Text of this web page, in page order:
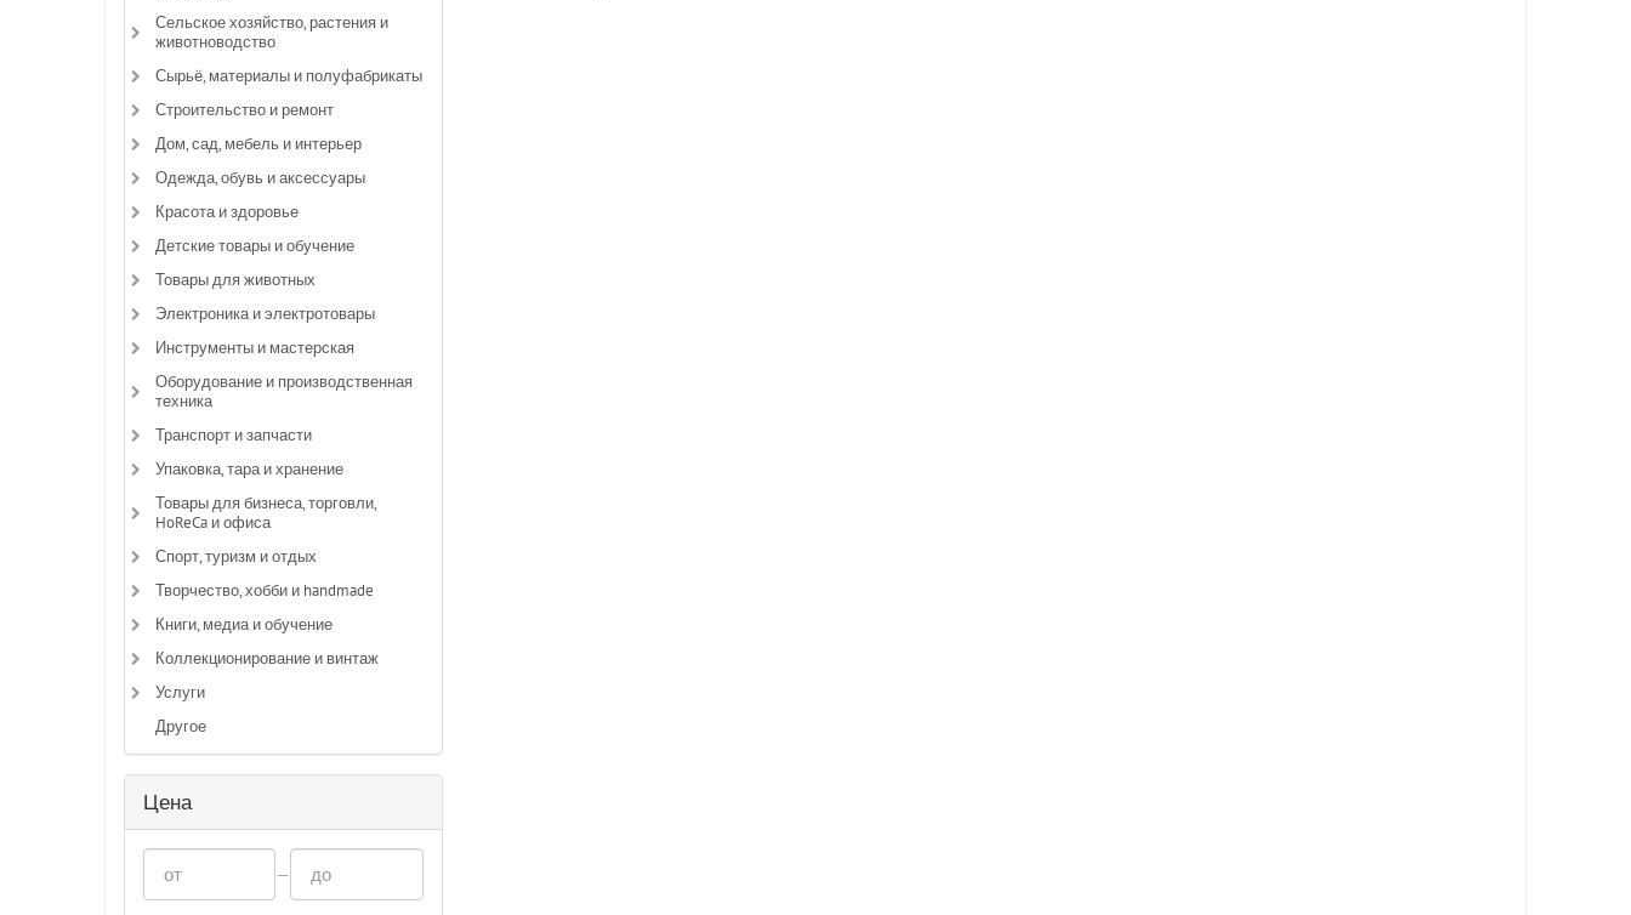
Сельское хозяйство, растения и
животноводство
Сырьё, материалы и полуфабрикаты
Строительство и ремонт
Дом, сад, мебель и интерьер
Одежда, обувь и аксессуары
Красота и здоровье
Детские товары и обучение
Товары для животных
Электроника и электротовары
Инструменты и мастерская
Оборудование и производственная
техника
Транспорт и запчасти
Упаковка, тара и хранение
Товары для бизнеса, торговли,
HoReCa и офиса
Спорт, туризм и отдых
Творчество, хобби и handmade
Книги, медиа и обучение
Коллекционирование и винтаж
Услуги
Другое
Цена
—